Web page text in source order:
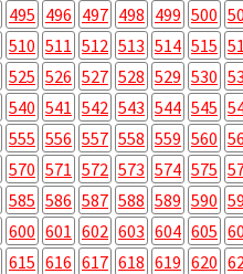
495 496 497 498 499 500
510 511 512 513 514 515
525 526 527 528 529 530
540 541 542 543 544 545
555 556 557 558 559 560
570 571 572 573 574 575
585 586 587 588 589 590
600 601 602 603 604 605
615 616 617 618 619 620